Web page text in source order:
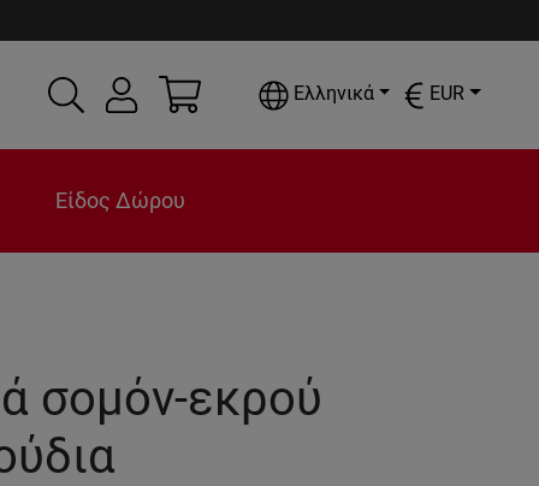
Ελληνικά EUR
Είδος Δώρου
σομόν-εκρού